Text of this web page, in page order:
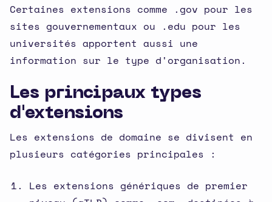
Certaines extensions comme .gov pour les
sites gouvernementaux ou .edu pour les
universités apportent aussi une
information sur le type d'organisation.
Les principaux types
d'extensions
Les extensions de domaine se divisent en
plusieurs catégories principales :
Les extensions génériques de premier